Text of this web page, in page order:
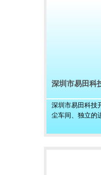
深圳市易田科
深圳市易田科技
尘车间、独立的